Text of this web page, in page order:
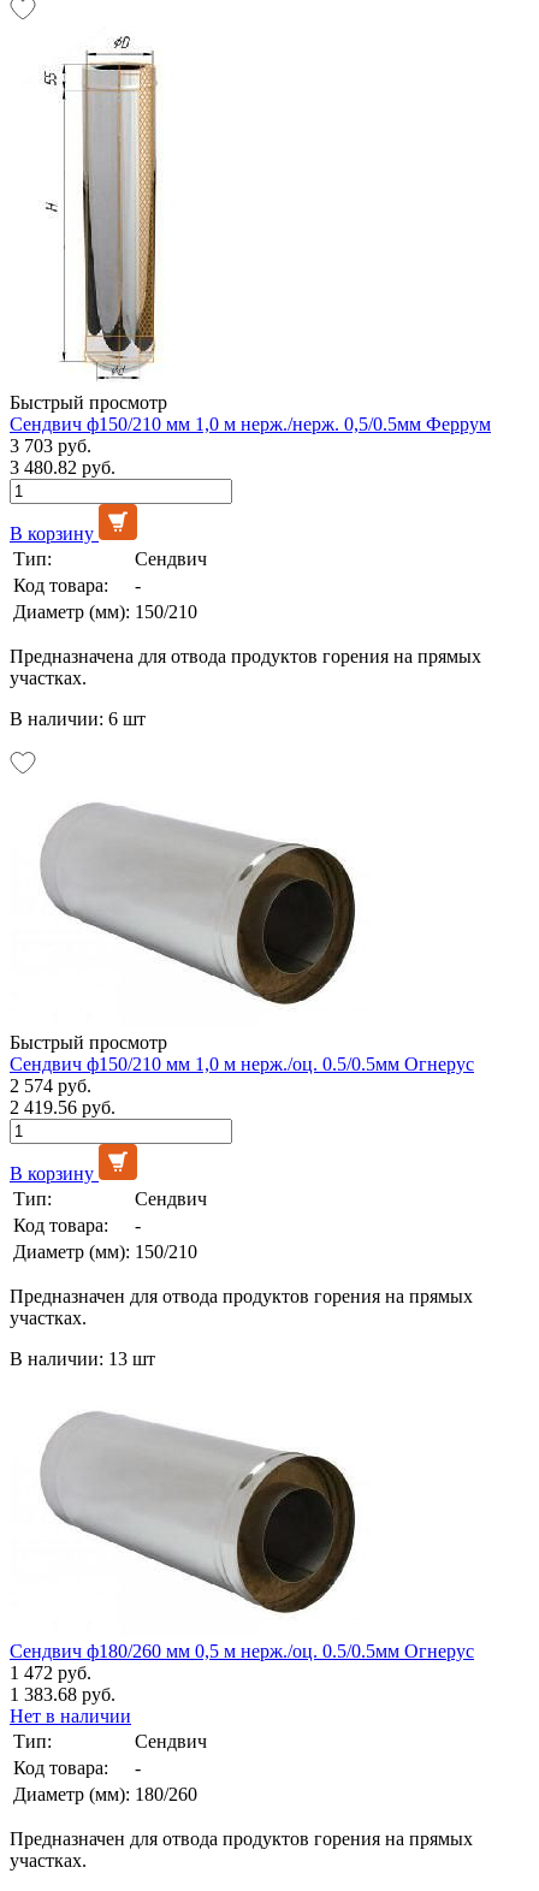
Быстрый просмотр
Сендвич ф150/210 мм 1,0 м нерж./нерж. 0,5/0.5мм Феррум
3 703 руб.
3 480.82 руб.
В корзину
Тип:
Сендвич
Код товара:
-
Диаметр (мм): 150/210
Предназначена для отвода продуктов горения на прямых
участках.
В наличии: 6 шт
Быстрый просмотр
Сендвич ф150/210 мм 1,0 м нерж./оц. 0.5/0.5мм Огнерус
2 574 руб.
2 419.56 руб.
В корзину
Тип:
Сендвич
Код товара:
-
Диаметр (мм): 150/210
Предназначен для отвода продуктов горения на прямых
участках.
В наличии: 13 шт
Сендвич ф180/260 мм 0,5 м нерж./оц. 0.5/0.5мм Огнерус
1 472 руб.
1 383.68 руб.
Нет в наличии
Тип:
Сендвич
Код товара:
-
Диаметр (мм): 180/260
Предназначен для отвода продуктов горения на прямых
участках.